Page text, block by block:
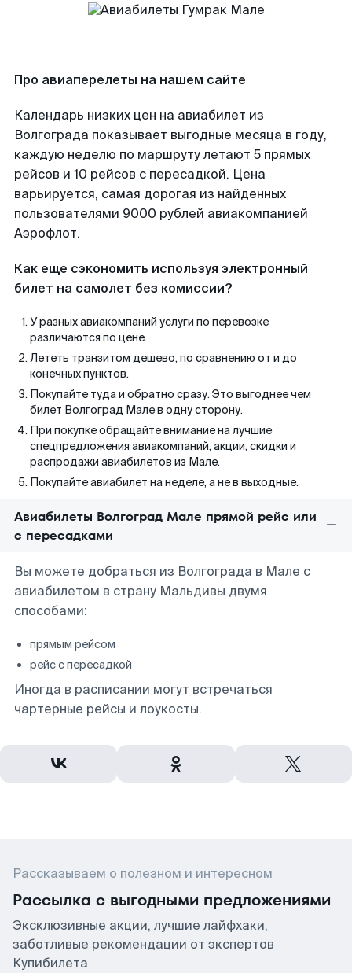
Про авиаперелеты на нашем сайте
Календарь низких цен на авиабилет из
Волгограда показывает выгодные месяца в году,
каждую неделю по маршруту летают 5 прямых
рейсов и 10 рейсов с пересадкой. Цена
варьируется, самая дорогая из найденных
пользователями 9000 рублей авиакомпанией
Аэрофлот.
Как еще сэкономить используя электронный
билет на самолет без комиссии?
У разных авиакомпаний услуги по перевозке
различаются по цене.
Лететь транзитом дешево, по сравнению от и до
конечных пунктов.
Покупайте туда и обратно сразу. Это выгоднее чем
билет Волгоград Мале в одну сторону.
При покупке обращайте внимание на лучшие
спецпредложения авиакомпаний, акции, скидки и
распродажи авиабилетов из Мале.
Покупайте авиабилет на неделе, а не в выходные.
Авиабилеты Волгоград Мале прямой рейс или
с пересадками
Вы можете добраться из Волгограда в Мале с
авиабилетом в страну Мальдивы двумя
способами:
прямым рейсом
рейс с пересадкой
Иногда в расписании могут встречаться
чартерные рейсы и лоукосты.
Рассказываем о полезном и интересном
Рассылка с выгодными предложениями
Эксклюзивные акции, лучшие лайфхаки,
заботливые рекомендации от экспертов
Купибилета